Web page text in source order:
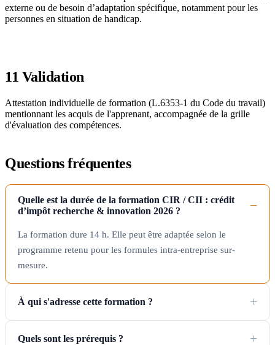
externe ou de besoin d’adaptation spécifique, notamment pour les
personnes en situation de handicap.
11 Validation
Attestation individuelle de formation (L.6353-1 du Code du travail)
mentionnant les acquis de l'apprenant, accompagnée de la grille
d'évaluation des compétences.
Questions fréquentes
Quelle est la durée de la formation CIR / CII : crédit
d’impôt recherche & innovation 2026 ?
La formation dure 14 h. Elle peut être adaptée selon le
programme retenu pour les formules intra-entreprise sur-
mesure.
À qui s'adresse cette formation ?
Quels sont les prérequis ?